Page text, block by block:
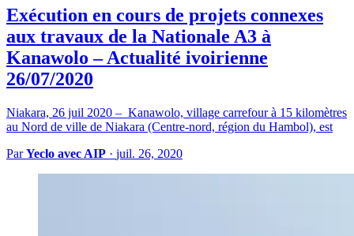
Exécution en cours de projets connexes
aux travaux de la Nationale A3 à
Kanawolo – Actualité ivoirienne
26/07/2020
Niakara, 26 juil 2020 – Kanawolo, village carrefour à 15 kilomètres
au Nord de ville de Niakara (Centre-nord, région du Hambol), est
ParYeclo avec AIP · juil. 26, 2020